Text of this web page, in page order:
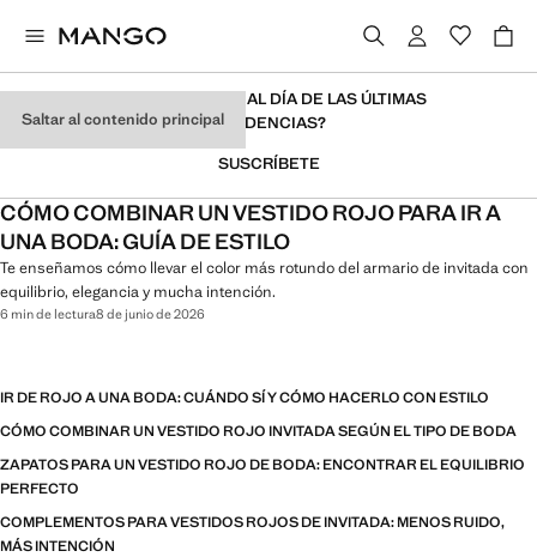
Saltar al contenido principal
¿QUIERES ESTAR AL DÍA DE LAS ÚLTIMAS
TENDENCIAS?
SUSCRÍBETE
CÓMO COMBINAR UN VESTIDO ROJO PARA IR A
UNA BODA: GUÍA DE ESTILO
Te enseñamos cómo llevar el color más rotundo del armario de invitada con
equilibrio, elegancia y mucha intención.
6 min de lectura8 de junio de 2026
IR DE ROJO A UNA BODA: CUÁNDO SÍ Y CÓMO HACERLO CON ESTILO
CÓMO COMBINAR UN VESTIDO ROJO INVITADA SEGÚN EL TIPO DE BODA
ZAPATOS PARA UN VESTIDO ROJO DE BODA: ENCONTRAR EL EQUILIBRIO
PERFECTO
COMPLEMENTOS PARA VESTIDOS ROJOS DE INVITADA: MENOS RUIDO,
MÁS INTENCIÓN